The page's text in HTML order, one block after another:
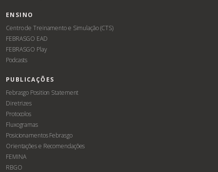
ENSINO
Centro de Treinamento e Simulação (CTS)
FEBRASGO EAD
FEBRASGO Play
Podcasts
PUBLICAÇÕES
Febrasgo Position Statement
Diretrizes
Protocolos
Fluxogramas
Posicionamentos Febrasgo
Orientações e Recomendações
FEMINA
RBGO